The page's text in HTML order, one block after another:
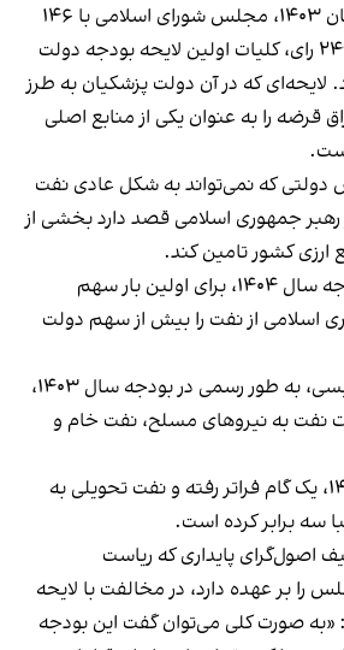
روز سه‌شنبه هشتم آبان ۱۴۰۳، مجلس شورای اسلامی با ۱۴۶
رای موافق از مجموع ۲۴۹ رای، کلیات اولین لایحه بودجه دولت
لایحه‌ای که در آن دولت پزشکیان به طرز
قرضه را به عنوان یکی از منابع اصلی
دولتی که نمی‌تواند به شکل عادی نفت
جمهوری اسلامی قصد دارد بخشی از
ارزی کشور تامین کند.
دولت چهاردهم در بودجه سال ۱۴۰۴، برای اولین بار سهم
اسلامی از نفت را بیش از سهم دولت
پیش از این ابراهیم رئیسی، به طور رسمی در بودجه سال ۱۴۰۳،
نفت به نیروهای مسلح، نفت خام و
پزشکیان در بودجه ۱۴۰۴، یک گام فراتر رفته و نفت تحویلی به
سه برابر کرده است.
اصول‌گرای پایداری که ریاست
اصل ۹۰ مجلس را بر عهده دارد، در مخالفت با لایحه
صورت کلی می‌توان گفت این بودجه